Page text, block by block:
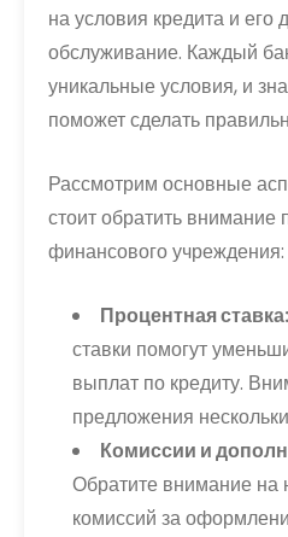
на условия кредита и его
обслуживание. Каждый
уникальные условия, и
поможет сделать
Рассмотрим основные
стоит обратить внимание
финансового учреждения:
Процентная ставка:
ставки помогут
выплат по кредиту.
предложения
Комиссии и
Обратите внимание на
комиссий за